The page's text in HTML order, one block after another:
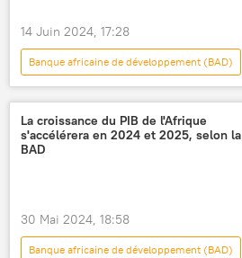
14 Juin 2024, 17:28
Banque africaine de développement (BAD)
richesse
classement
La croissance du PIB de l'Afrique
s'accélérera en 2024 et 2025, selon la
BAD
30 Mai 2024, 18:58
Banque africaine de développement (BAD)